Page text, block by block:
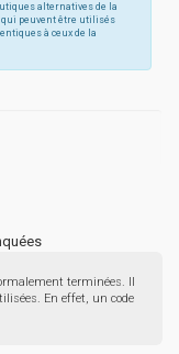
alternatives de la
qui peuvent être utilisés
à ceux de la
terminées. Il
En effet, un code